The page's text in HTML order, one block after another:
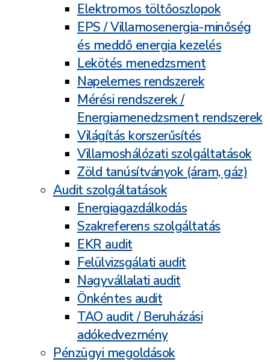
Elektromos töltőoszlopok
EPS / Villamosenergia-minőség
és meddő energia kezelés
Lekötés menedzsment
Napelemes rendszerek
Mérési rendszerek /
Energiamenedzsment rendszerek
Világítás korszerűsítés
Villamoshálózati szolgáltatások
Zöld tanúsítványok (áram, gáz)
Audit szolgáltatások
Energiagazdálkodás
Szakreferens szolgáltatás
EKR audit
Felülvizsgálati audit
Nagyvállalati audit
Önkéntes audit
TAO audit / Beruházási
adókedvezmény
Pénzügyi megoldások